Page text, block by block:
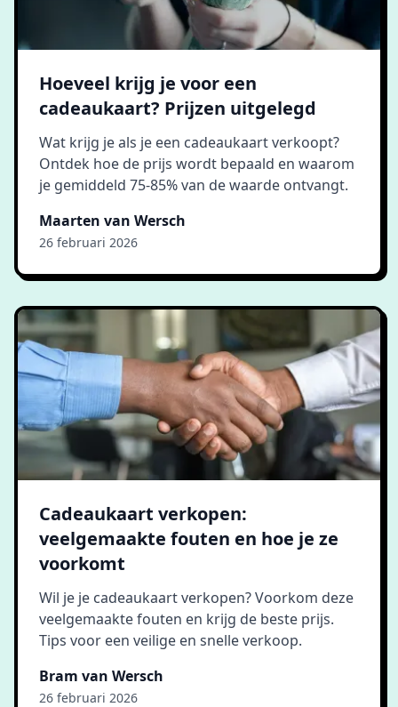
Hoeveel krijg je voor een
cadeaukaart? Prijzen uitgelegd
Wat krijg je als je een cadeaukaart verkoopt?
Ontdek hoe de prijs wordt bepaald en waarom
je gemiddeld 75-85% van de waarde ontvangt.
Maarten van Wersch
26 februari 2026
Cadeaukaart verkopen:
veelgemaakte fouten en hoe je ze
voorkomt
Wil je je cadeaukaart verkopen? Voorkom deze
veelgemaakte fouten en krijg de beste prijs.
Tips voor een veilige en snelle verkoop.
Bram van Wersch
26 februari 2026